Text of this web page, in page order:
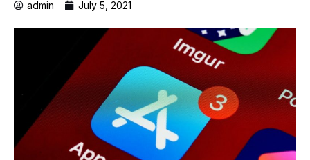
admin July 5, 2021